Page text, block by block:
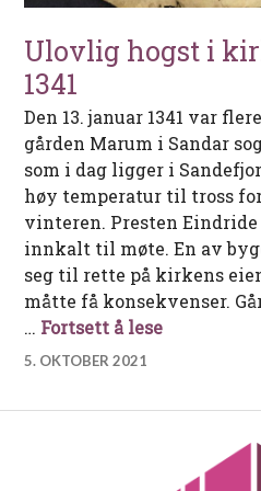
Ulovlig hogst i
1341
Den 13. januar 1341 var
gården Marum i Sandar
som i dag ligger i
høy temperatur til tross
vinteren. Presten Eindride
innkalt til møte. En av
seg til rette på kirkens
måtte få konsekvenser.
… Fortsett å leseUlovlig
5. OKTOBER 2021